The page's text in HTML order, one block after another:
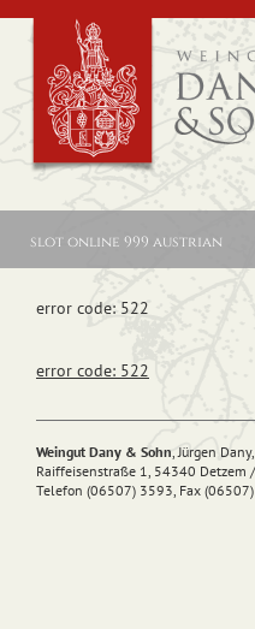
slot online 999 austrian
error code: 522
error code: 522
Weingut Dany & Sohn, Jürgen Dany,
Raiffeisenstraße 1, 54340 Detzem
Telefon (06507) 3593, Fax